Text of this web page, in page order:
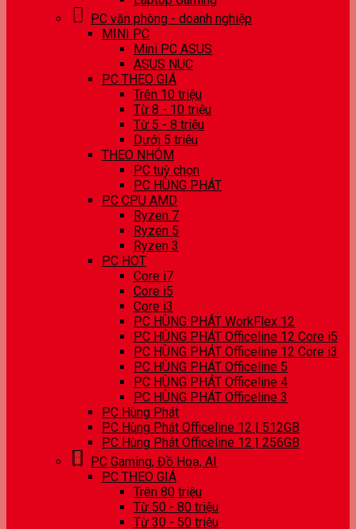
PC văn phòng - doanh nghiệp
MINI PC
Mini PC ASUS
ASUS NUC
PC THEO GIÁ
Trên 10 triệu
Từ 8 - 10 triệu
Từ 5 - 8 triệu
Dưới 5 triệu
THEO NHÓM
PC tuỳ chọn
PC HÙNG PHÁT
PC CPU AMD
Ryzen 7
Ryzen 5
Ryzen 3
PC HOT
Core i7
Core i5
Core i3
PC HÙNG PHÁT WorkFlex 12
PC HÙNG PHÁT Officeline 12 Core i5
PC HÙNG PHÁT Officeline 12 Core i3
PC HÙNG PHÁT Officeline 5
PC HÙNG PHÁT Officeline 4
PC HÙNG PHÁT Officeline 3
PC Hùng Phát
PC Hùng Phát Officeline 12 | 512GB
PC Hùng Phát Officeline 12 | 256GB
PC Gaming, Đồ Hoạ, AI
PC THEO GIÁ
Trên 80 triệu
Từ 50 - 80 triệu
Từ 30 - 50 triệu